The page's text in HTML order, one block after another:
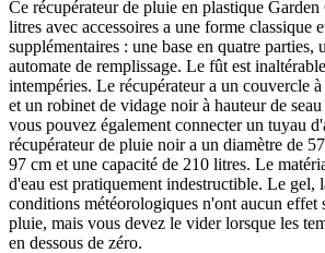
Ce récupérateur de pluie en plastique
litres avec accessoires a une forme classique
supplémentaires : une base en quatre parties,
automate de remplissage. Le fût est
intempéries. Le récupérateur a un couvercle
et un robinet de vidage noir à hauteur de
vous pouvez également connecter un tuyau
récupérateur de pluie noir a un diamètre de
97 cm et une capacité de 210 litres. Le
d'eau est pratiquement indestructible. Le gel,
conditions météorologiques n'ont aucun effet
pluie, mais vous devez le vider lorsque les
en dessous de zéro.